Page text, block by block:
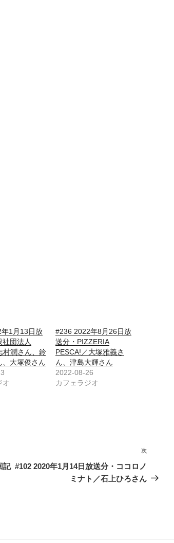
1月13日放
団法人
村潤さん、鈴
、大塚俊さん
オ
#236 2022年8月26日放
送分・PIZZERIA
PESCA!／大塚雅義さ
ん、津島大輝さん
2022-08-26
カフェラジオ
記
次
投
次
#102 2020年1月14日放送分・ココロノ
ミナト／石上ひろさん